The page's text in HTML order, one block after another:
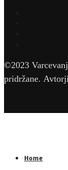
©2023
pridržane.
Home